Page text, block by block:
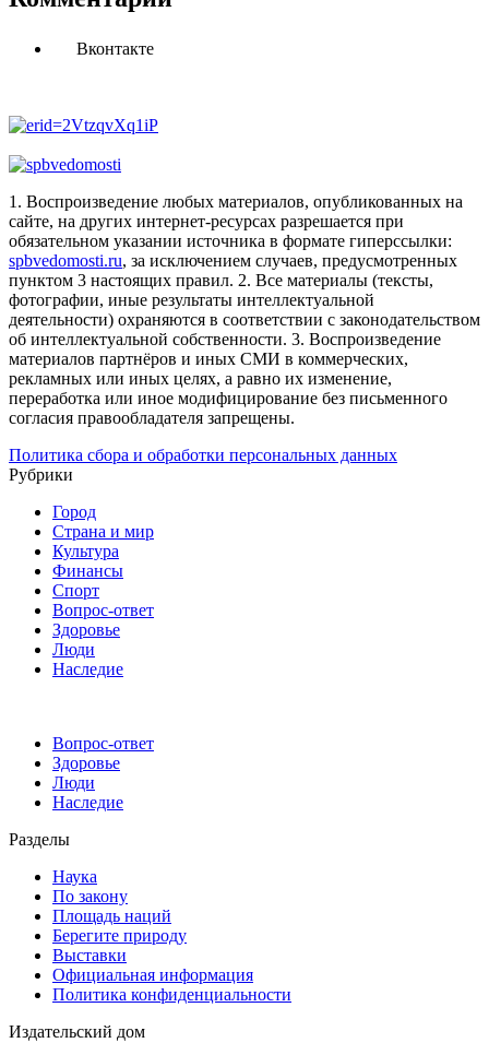
Вконтакте
1. Воспроизведение любых материалов, опубликованных на
сайте, на других интернет-ресурсах разрешается при
обязательном указании источника в формате гиперссылки:
spbvedomosti.ru, за исключением случаев, предусмотренных
пунктом 3 настоящих правил. 2. Все материалы (тексты,
фотографии, иные результаты интеллектуальной
деятельности) охраняются в соответствии с законодательством
об интеллектуальной собственности. 3. Воспроизведение
материалов партнёров и иных СМИ в коммерческих,
рекламных или иных целях, а равно их изменение,
переработка или иное модифицирование без письменного
согласия правообладателя запрещены.
Политика сбора и обработки персональных данных
Рубрики
Город
Страна и мир
Культура
Финансы
Спорт
Вопрос-ответ
Здоровье
Люди
Наследие
Вопрос-ответ
Здоровье
Люди
Наследие
Разделы
Наука
По закону
Площадь наций
Берегите природу
Выставки
Официальная информация
Политика конфиденциальности
Издательский дом